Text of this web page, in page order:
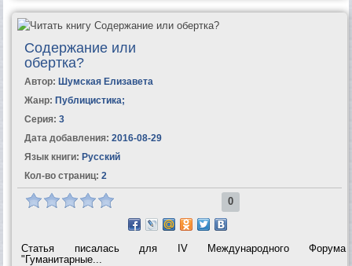
Содержание или
обертка?
Автор: Шумская Елизавета
Жанр: Публицистика;
Серия: 3
Дата добавления: 2016-08-29
Язык книги: Русский
Кол-во страниц: 2
0
Статья писалась для IV Международного Форума
"Гуманитарные...